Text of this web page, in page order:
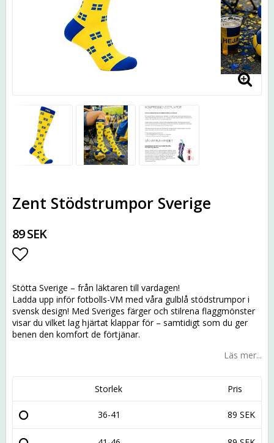
Zent Stödstrumpor Sverige
89 SEK
Lägg till i favoritlistan
Stötta Sverige – från läktaren till vardagen!
Ladda upp inför fotbolls-VM med våra gulblå stödstrumpor i
svensk design! Med Sveriges färger och stilrena flaggmönster
visar du vilket lag hjärtat klappar för – samtidigt som du ger
benen den komfort de förtjänar.
Läs mer...
Storlek Pris
36-41 89 SEK